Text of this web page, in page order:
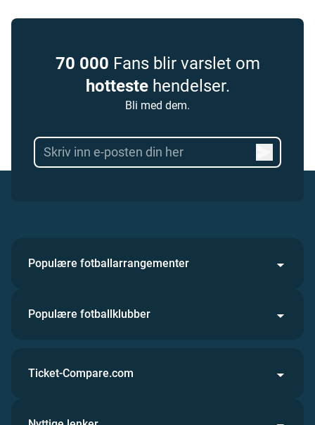
70 000 Fans blir varslet om
hottestehendelser.
Bli med dem.
Populære fotballarrangementer
Populære fotballklubber
Ticket-Compare.com